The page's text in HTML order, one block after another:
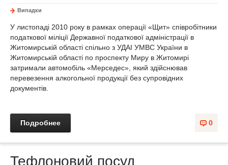
Випадки
У листопаді 2010 року в рамках операції «Щит» співробітники
податкової міліції Державної податкової адміністрації в
Житомирській області спільно з УДАІ УМВС України в
Житомирській області по проспекту Миру в Житомирі
затримали автомобіль «Мерседес», який здійснював
перевезення алкогольної продукції без супровідних
документів.
0
Подробнее
Тефлоновий посуд